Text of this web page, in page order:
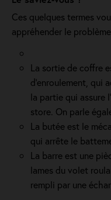
Ces quelques termes
appréhender le
La sortie de coffre
d’enroulement, qui
la partie qui assure
store. On parle
La butée est le
qui arrête le
La barre est une
lames du volet
rempli par une